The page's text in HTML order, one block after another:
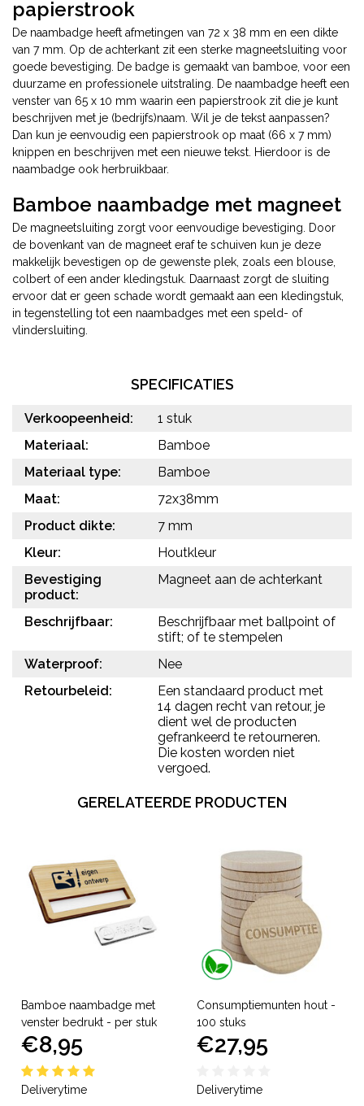
papierstrook
De naambadge heeft afmetingen van 72 x 38 mm en een dikte
van 7 mm. Op de achterkant zit een sterke magneetsluiting voor
goede bevestiging. De badge is gemaakt van bamboe, voor een
duurzame en professionele uitstraling. De naambadge heeft een
venster van 65 x 10 mm waarin een papierstrook zit die je kunt
beschrijven met je (bedrijfs)naam. Wil je de tekst aanpassen?
Dan kun je eenvoudig een papierstrook op maat (66 x 7 mm)
knippen en beschrijven met een nieuwe tekst. Hierdoor is de
naambadge ook herbruikbaar.
Bamboe naambadge met magneet
De magneetsluiting zorgt voor eenvoudige bevestiging. Door
de bovenkant van de magneet eraf te schuiven kun je deze
makkelijk bevestigen op de gewenste plek, zoals een blouse,
colbert of een ander kledingstuk. Daarnaast zorgt de sluiting
ervoor dat er geen schade wordt gemaakt aan een kledingstuk,
in tegenstelling tot een naambadges met een speld- of
vlindersluiting.
SPECIFICATIES
Verkoopeenheid:
1 stuk
Materiaal:
Bamboe
Materiaal type:
Bamboe
Maat:
72x38mm
Product dikte:
7 mm
Kleur:
Houtkleur
Bevestiging
product:
Magneet aan de achterkant
Beschrijfbaar:
Beschrijfbaar met ballpoint of
stift; of te stempelen
Waterproof:
Nee
Retourbeleid:
Een standaard product met
14 dagen recht van retour, je
dient wel de producten
gefrankeerd te retourneren.
Die kosten worden niet
vergoed.
GERELATEERDE PRODUCTEN
Bamboe naambadge met
venster bedrukt - per stuk
€8,95
Deliverytime
Consumptiemunten hout -
100 stuks
€27,95
Deliverytime